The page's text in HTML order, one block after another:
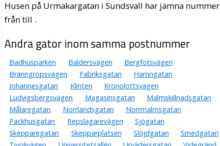
Husen på Urmakargatan i Sundsvall har jämna nummer
från till .
Andra gator inom samma postnummer
Badhusparken Baldersvägen
Bergfotsvägen
Bränngropsvägen
Fabriksgatan
Hamngatan
Johannesgatan
Klinten
Kronolottsvägen
Ludvigsbergsvägen
Magasinsgatan
Malmskillnadsgatan
Målaregatan
Norrlandsgatan
Norrmalmsgatan
Packhusgatan
Repslagarevägen
Sjögatan
Skepparegatan
Skepparplatsen Slöjdgatan
Smedgatan